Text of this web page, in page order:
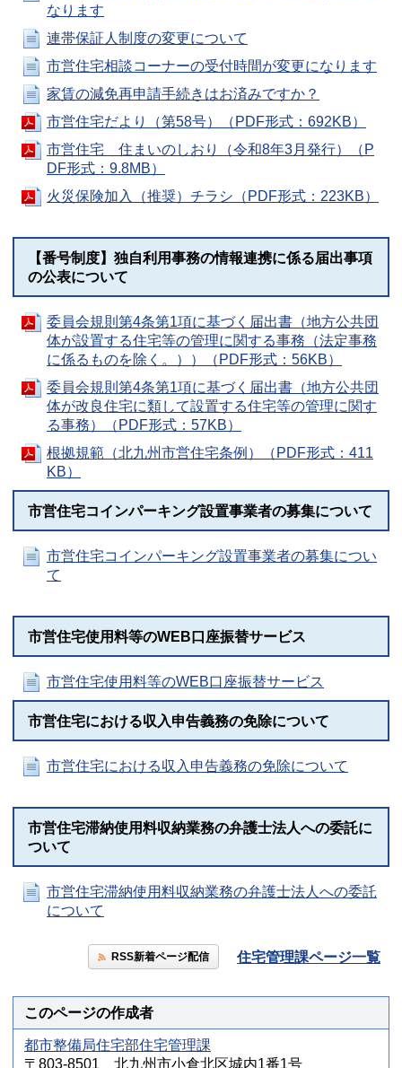
なります
連帯保証人制度の変更について
市営住宅相談コーナーの受付時間が変更になります
家賃の減免再申請手続きはお済みですか？
市営住宅だより（第58号）（PDF形式：692KB）
市営住宅 住まいのしおり（令和8年3月発行）（P
DF形式：9.8MB）
火災保険加入（推奨）チラシ（PDF形式：223KB）
【番号制度】独自利用事務の情報連携に係る届出事項
の公表について
委員会規則第4条第1項に基づく届出書（地方公共団
体が設置する住宅等の管理に関する事務（法定事務
に係るものを除く。））（PDF形式：56KB）
委員会規則第4条第1項に基づく届出書（地方公共団
体が改良住宅に類して設置する住宅等の管理に関す
る事務）（PDF形式：57KB）
根拠規範（北九州市営住宅条例）（PDF形式：411
KB）
市営住宅コインパーキング設置事業者の募集について
市営住宅コインパーキング設置事業者の募集につい
て
市営住宅使用料等のWEB口座振替サービス
市営住宅使用料等のWEB口座振替サービス
市営住宅における収入申告義務の免除について
市営住宅における収入申告義務の免除について
市営住宅滞納使用料収納業務の弁護士法人への委託に
ついて
市営住宅滞納使用料収納業務の弁護士法人への委託
について
RSS新着ページ配信 住宅管理課ページ一覧
このページの作成者
都市整備局住宅部住宅管理課
〒803-8501 北九州市小倉北区城内1番1号